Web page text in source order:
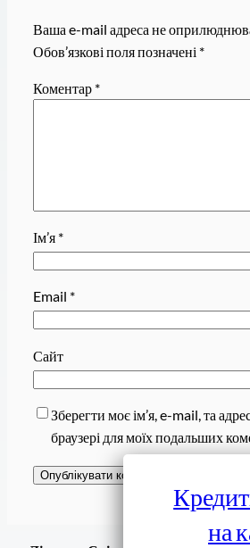
Ваша e-mail адреса не
Обов’язкові поля позначені *
Коментар *
Ім’я *
Email *
Сайт
Зберегти моє ім’я, e-mail, та
браузері для моїх подальших
на